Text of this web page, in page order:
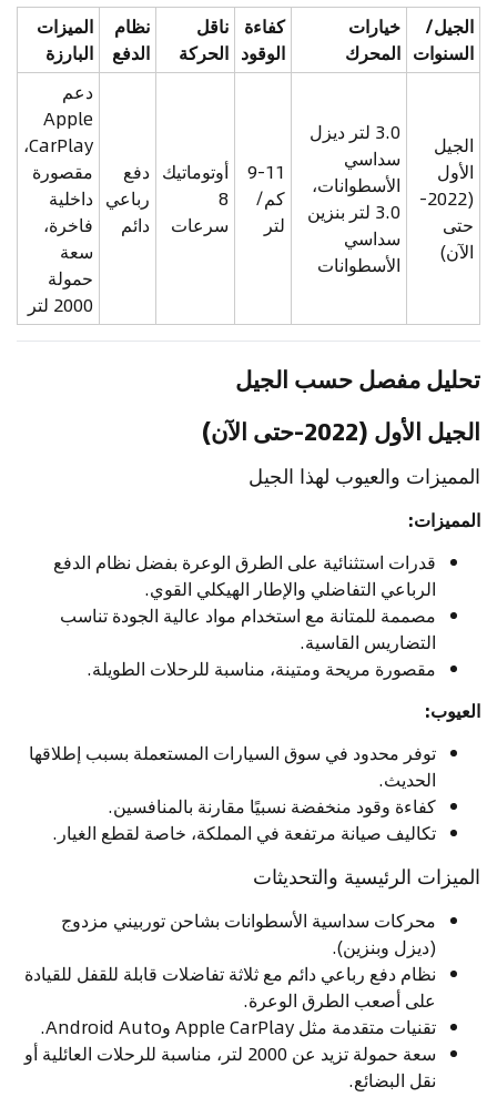
الجيل/
السنوات
خيارات
المحرك
كفاءة
الوقود
ناقل
الحركة
نظام
الدفع
الميزات
البارزة
الجيل
الأول
(2022-
حتى
الآن)
3.0 لتر ديزل
سداسي
الأسطوانات،
3.0 لتر بنزين
سداسي
الأسطوانات
9-11
كم/
لتر
أوتوماتيك
8
سرعات
دفع
رباعي
دائم
دعم
Apple
CarPlay،
مقصورة
داخلية
فاخرة،
سعة
حمولة
2000 لتر
تحليل مفصل حسب الجيل
الجيل الأول (2022-حتى الآن)
المميزات والعيوب لهذا الجيل
المميزات:
قدرات استثنائية على الطرق الوعرة بفضل نظام الدفع
الرباعي التفاضلي والإطار الهيكلي القوي.
مصممة للمتانة مع استخدام مواد عالية الجودة تناسب
التضاريس القاسية.
مقصورة مريحة ومتينة، مناسبة للرحلات الطويلة.
العيوب:
توفر محدود في سوق السيارات المستعملة بسبب إطلاقها
الحديث.
كفاءة وقود منخفضة نسبيًا مقارنة بالمنافسين.
تكاليف صيانة مرتفعة في المملكة، خاصة لقطع الغيار.
الميزات الرئيسية والتحديثات
محركات سداسية الأسطوانات بشاحن توربيني مزدوج
(ديزل وبنزين).
نظام دفع رباعي دائم مع ثلاثة تفاضلات قابلة للقفل للقيادة
على أصعب الطرق الوعرة.
تقنيات متقدمة مثل Apple CarPlay وAndroid Auto.
سعة حمولة تزيد عن 2000 لتر، مناسبة للرحلات العائلية أو
نقل البضائع.